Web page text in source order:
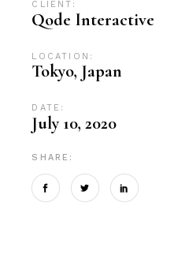
CLIENT:
Qode Interactive
LOCATION:
Tokyo, Japan
DATE:
July 10, 2020
SHARE: